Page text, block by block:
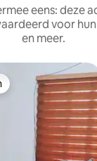
eens: deze
voor
en meer.